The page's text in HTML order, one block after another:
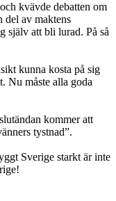
kvävde debatten om
del av maktens
själv att bli lurad. På så
kunna kosta på sig
Nu måste alla goda
kommer att
tystnad”.
Sverige starkt är inte